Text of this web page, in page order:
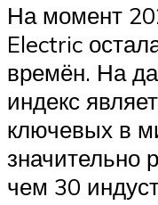
На момент
Electric
времён. На
индекс
ключевых в
значительно
чем 30